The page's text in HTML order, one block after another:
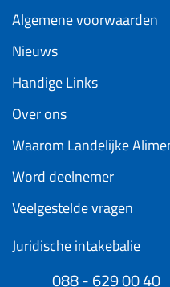
Algemene voorwaarden
Nieuws
Handige Links
Over ons
Waarom Landelijke
Word deelnemer
Veelgestelde vragen
Juridische intakebalie
088 - 629 00 40